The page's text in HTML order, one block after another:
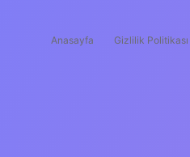
Anasayfa Gizlilik Politikası